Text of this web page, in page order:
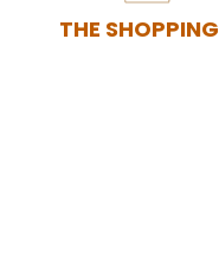
THE SHOPPING